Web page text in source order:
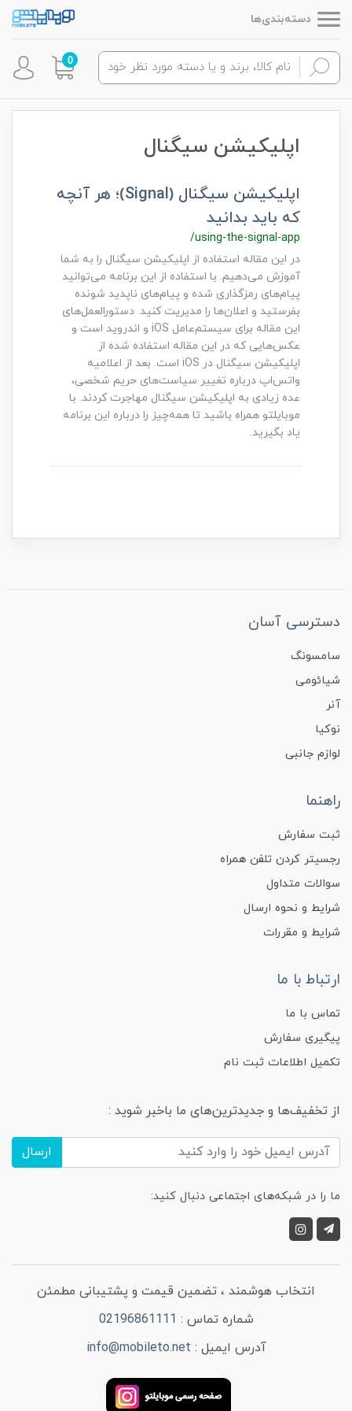
دسته‌بندی‌ها
0
اپلیکیشن سیگنال
اپلیکیشن سیگنال (Signal)؛ هر آنچه
که باید بدانید
/using-the-signal-app
در این مقاله استفاده از اپلیکیشن سیگنال را به شما
آموزش می‌دهیم. با استفاده از این برنامه می‌توانید
پیام‌های رمزگذاری شده و پیام‌های ناپدید شونده
بفرستید و اعلان‌ها را مدیریت کنید. دستورالعمل‌های
این مقاله برای سیستم‌عامل iOS و اندروید است و
عکس‌هایی که در این مقاله استفاده شده از
اپلیکیشن سیگنال در iOS است. بعد از اعلامیه
واتس‌اپ درباره تغییر سیاست‌های حریم شخصی،
عده زیادی به اپلیکیشن سیگنال مهاجرت کردند. با
موبایلتو همراه باشید تا همه‌چیز را درباره این برنامه
یاد بگیرید.
دسترسی آسان
سامسونگ
شیائومی
آنر
نوکیا
لوازم جانبی
راهنما
ثبت سفارش
رجسیتر کردن تلفن همراه
سوالات متداول
شرایط و نحوه ارسال
شرایط و مقررات
ارتباط با ما
تماس با ما
پیگیری سفارش
تکمیل اطلاعات ثبت نام
از تخفیف‌ها و جدیدترین‌های ما باخبر شوید :
ارسال
ما را در شبکه‌های اجتماعی دنبال کنید:
انتخاب هوشمند ، تضمین قیمت و پشتیبانی مطمئن
شماره تماس : 02196861111
آدرس ایمیل : info@mobileto.net